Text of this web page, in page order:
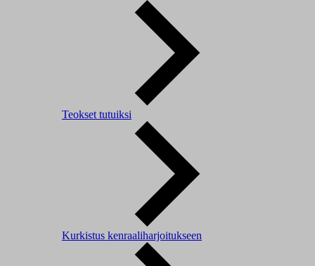
Teokset tutuiksi
Kurkistus kenraaliharjoitukseen